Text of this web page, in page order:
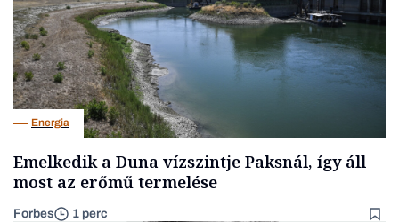
Energia
Emelkedik a Duna vízszintje Paksnál, így áll
most az erőmű termelése
Forbes 1 perc